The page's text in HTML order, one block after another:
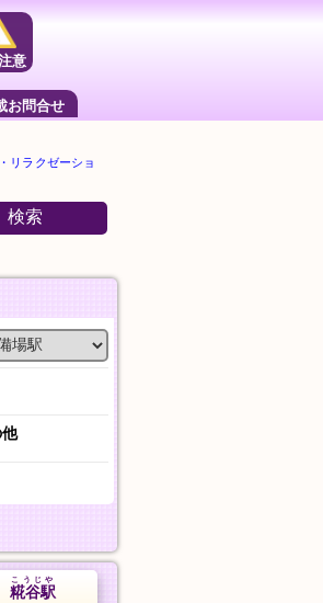
意
お問合せ
リラクゼーショ
検索
糀谷駅
こうじや